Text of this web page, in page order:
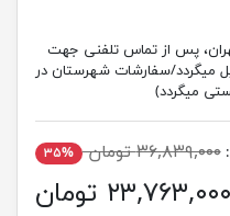
تهران، پس از تماس تلفنی جهت
میگردد/سفارشات شهرستان در
میگردد)
۳۶,۸۳۹,۰۰۰ تومان ۳۵%
۲۳,۷۶۳,۰۰۰ تومان